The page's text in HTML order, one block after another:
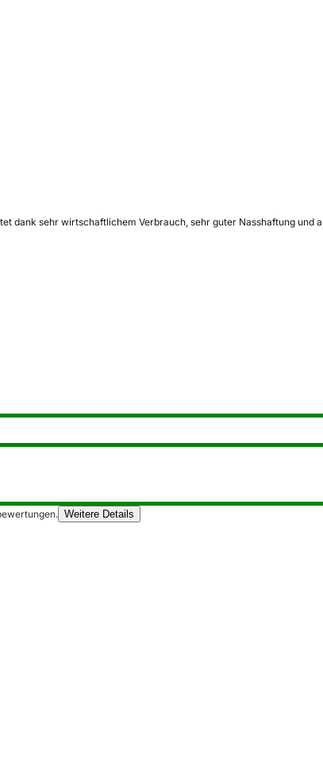
dank sehr wirtschaftlichem Verbrauch, sehr guter Nasshaftung
Weitere Details